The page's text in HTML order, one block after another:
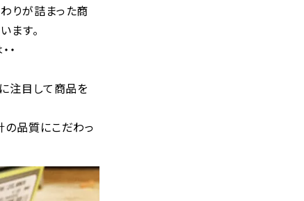
りが詰まった商
ます。
・
注目して商品を
の品質にこだわっ